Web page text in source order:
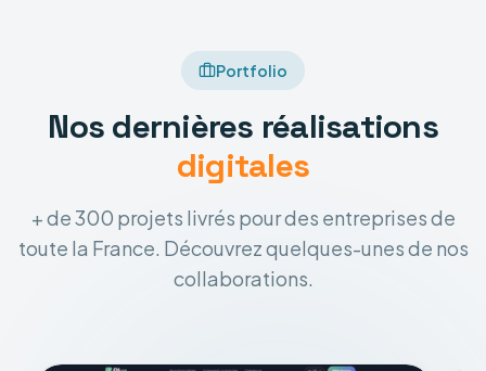
Portfolio
Nos dernières réalisations
digitales
+ de 300 projets livrés pour des entreprises de
toute la France. Découvrez quelques-unes de nos
collaborations.